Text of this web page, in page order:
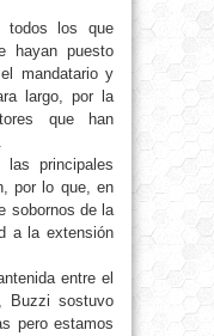
todos los que
hayan puesto
mandatario y
largo, por la
que han
principales
por lo que, en
sobornos de la
a la extensión
entre el
Buzzi sostuvo
pero estamos